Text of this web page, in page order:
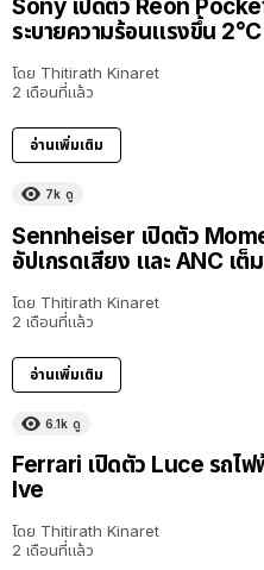
Sony เปิดตัว Reon
ระบายความร้อนแรงขึ้น 2°C
โดย Thitirath Kinaret
2 เดือนที่แล้ว
อ่านเพิ่มเติม
7k ดู
Sennheiser เปิดตัว
อัปเกรดเสียง และ ANC เต็
โดย Thitirath Kinaret
2 เดือนที่แล้ว
อ่านเพิ่มเติม
6.1k ดู
Ferrari เปิดตัว Luce รถไ
Ive
โดย Thitirath Kinaret
2 เดือนที่แล้ว